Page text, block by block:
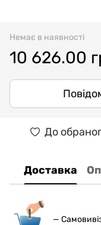
Немає в наявності
10 626.00
До
Доставка
— С